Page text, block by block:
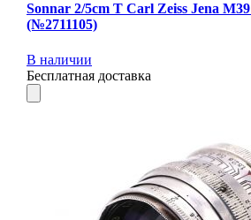
Sonnar 2/5cm T Carl Zeiss Jena
(№2711105)
В наличии
Бесплатная доставка